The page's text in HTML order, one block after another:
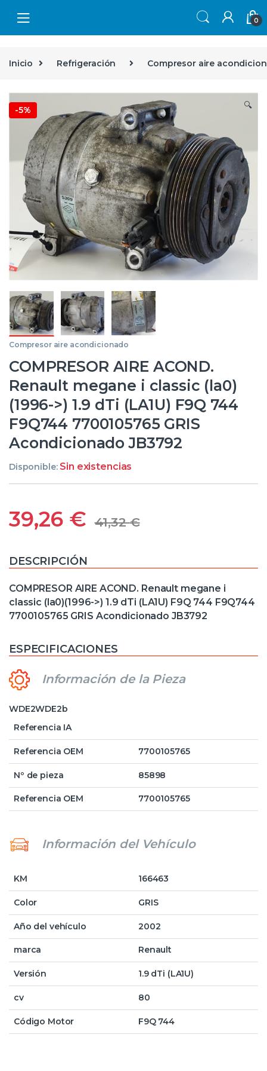
0
Inicio Refrigeración Compresor aire
-5% 🔍
Compresor aire acondicionado
COMPRESOR AIRE ACOND.
Renault megane i classic (la0)
(1996->) 1.9 dTi (LA1U) F9Q 744
F9Q744 7700105765 GRIS
Acondicionado JB3792
Disponible: Sin existencias
39,26 € 41,32€
DESCRIPCIÓN
COMPRESOR AIRE ACOND. Renault megane i
classic (la0)(1996->) 1.9 dTi (LA1U) F9Q 744 F9Q744
7700105765 GRIS Acondicionado JB3792
ESPECIFICACIONES
Información de la Pieza
WDE2WDE2b
Referencia IA
Referencia OEM 7700105765
Nº de pieza 85898
Referencia OEM 7700105765
Información del Vehículo
KM 166463
Color GRIS
Año del vehículo 2002
marca Renault
Versión 1.9 dTi (LA1U)
cv 80
Código Motor F9Q 744